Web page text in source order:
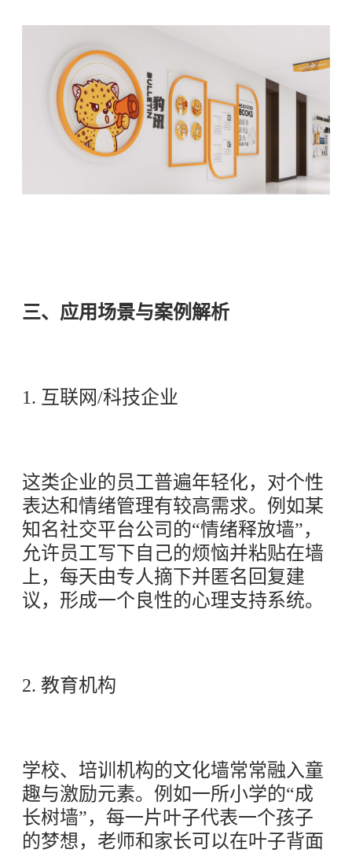
三、应用场景与案例解析
1. 互联网/科技企业
这类企业的员工普遍年轻化，对个性
表达和情绪管理有较高需求。例如某
知名社交平台公司的“情绪释放墙”，
允许员工写下自己的烦恼并粘贴在墙
上，每天由专人摘下并匿名回复建
议，形成一个良性的心理支持系统。
2. 教育机构
学校、培训机构的文化墙常常融入童
趣与激励元素。例如一所小学的“成
长树墙”，每一片叶子代表一个孩子
的梦想，老师和家长可以在叶子背面